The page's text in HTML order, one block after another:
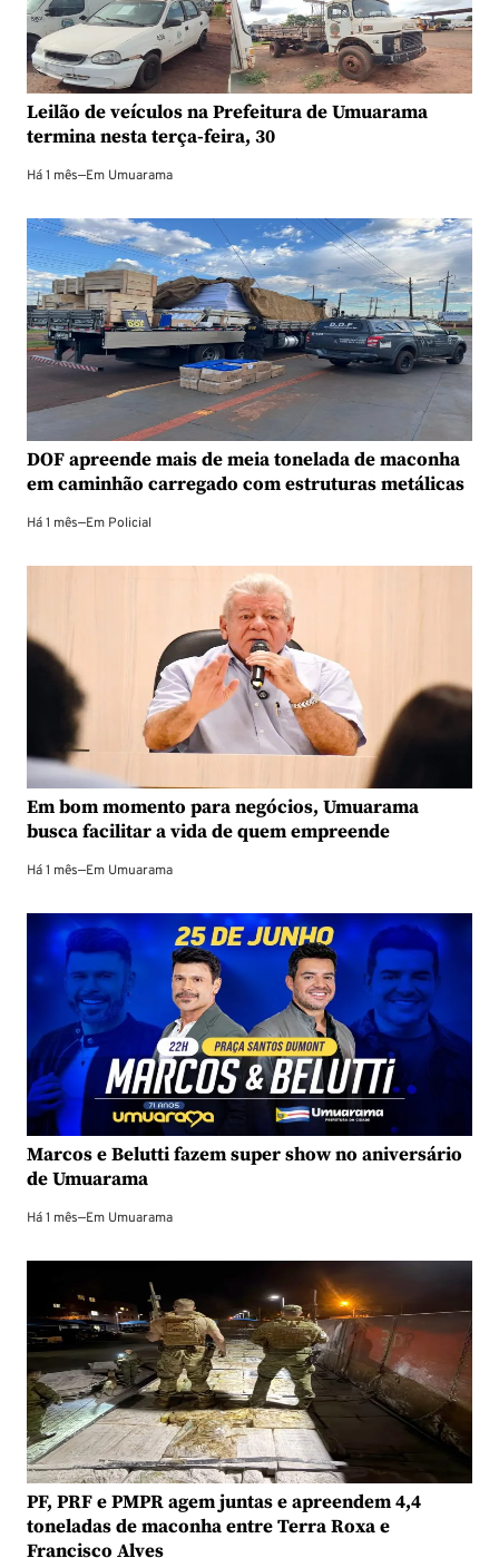
Leilão de veículos na Prefeitura de Umuarama
termina nesta terça-feira, 30
Há 1 mês—Em Umuarama
DOF apreende mais de meia tonelada de maconha
em caminhão carregado com estruturas metálicas
Há 1 mês—Em Policial
Em bom momento para negócios, Umuarama
busca facilitar a vida de quem empreende
Há 1 mês—Em Umuarama
Marcos e Belutti fazem super show no aniversário
de Umuarama
Há 1 mês—Em Umuarama
PF, PRF e PMPR agem juntas e apreendem 4,4
toneladas de maconha entre Terra Roxa e
Francisco Alves